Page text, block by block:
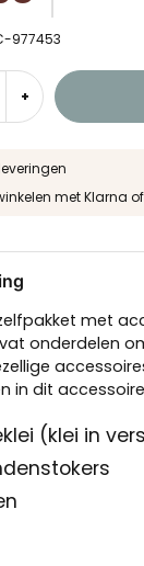
977453
+
met Klarna
met
onderdelen
in dit
(klei in